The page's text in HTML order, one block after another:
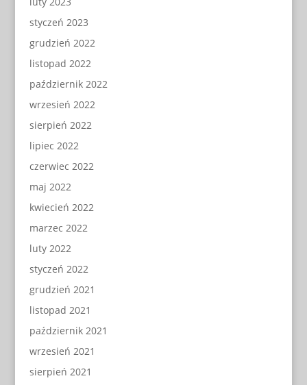
styczeń 2023
grudzień 2022
listopad 2022
październik 2022
wrzesień 2022
sierpień 2022
lipiec 2022
czerwiec 2022
maj 2022
kwiecień 2022
marzec 2022
luty 2022
styczeń 2022
grudzień 2021
listopad 2021
październik 2021
wrzesień 2021
sierpień 2021